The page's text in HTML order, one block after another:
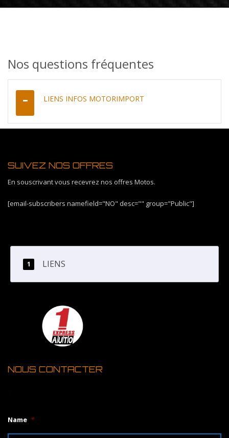
Nos questions fréquentes
LIENS INFOS MOTORIMPORT
SUIVEZ NOS OFFRES
En souscrivant vous recevrez nos offres Motos.
[email-subscribers namefield="NO" desc="" group="Public"]
LIENS
NOUS CONTACTER
Name *